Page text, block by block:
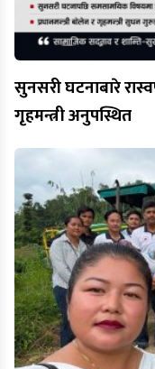
सुनसरी घटनाबारे
गृहमन्त्री अनुपस्थित